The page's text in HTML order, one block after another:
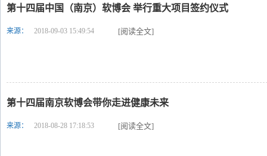
第十四届中国（南京）软博会 举行重大项目签约仪式
来源： 2018-09-03 15:49:54 [阅读全文]
第十四届南京软博会带你走进健康未来
来源： 2018-08-28 17:18:53 [阅读全文]